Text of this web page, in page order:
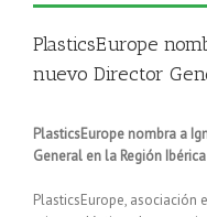
PlasticsEurope
nuevo Director
PlasticsEurope nombra a
General en la Región Ibérica
PlasticsEurope, asociación